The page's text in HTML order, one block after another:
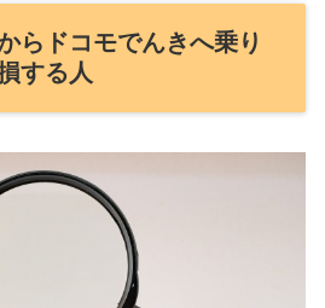
らドコモでんきへ乗り
する人